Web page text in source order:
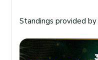
Standings provided by